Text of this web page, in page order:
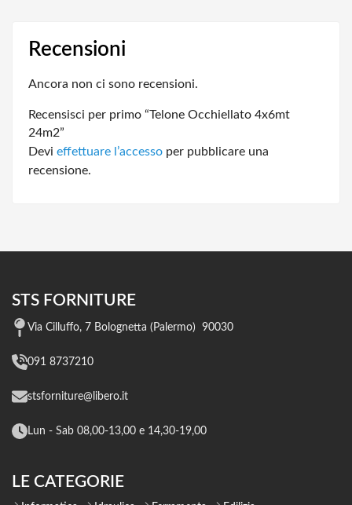
Recensioni
Ancora non ci sono recensioni.
Recensisci per primo “Telone Occhiellato 4x6mt
24m2”
Devi effettuare l’accesso per pubblicare una
recensione.
STS FORNITURE
Via Cilluffo, 7 Bolognetta (Palermo) 90030
091 8737210
stsforniture@libero.it
Lun - Sab 08,00-13,00 e 14,30-19,00
LE CATEGORIE